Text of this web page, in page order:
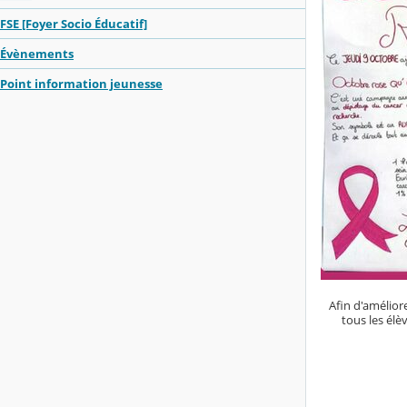
FSE [Foyer Socio Éducatif]
Évènements
Point information jeunesse
Afin
tous les